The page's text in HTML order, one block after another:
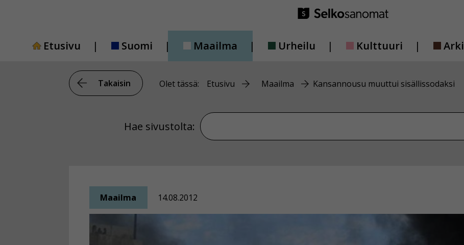
Etusivu
Suomi Maailma Urheilu Kulttuuri Arki
Takaisin Olet tässä: Etusivu Maailma Kansannousu muuttui sisällissodaksi
Hae sivustolta: Hae sivustolta
Maailma 14.08.2012